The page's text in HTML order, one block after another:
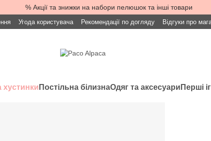
% Акції та знижки на набори пелюшок та інші товари
Угода користувача Рекомендації по догляду Відгуки про
хустинки Постільна білизнаОдяг та аксесуари Перші